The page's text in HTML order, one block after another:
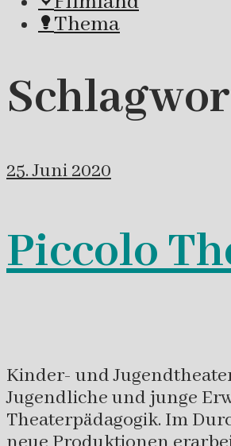
Thema
25. Juni 2020
Piccolo
Kinder- und
Jugendliche und junge
Theaterpädagogik. Im